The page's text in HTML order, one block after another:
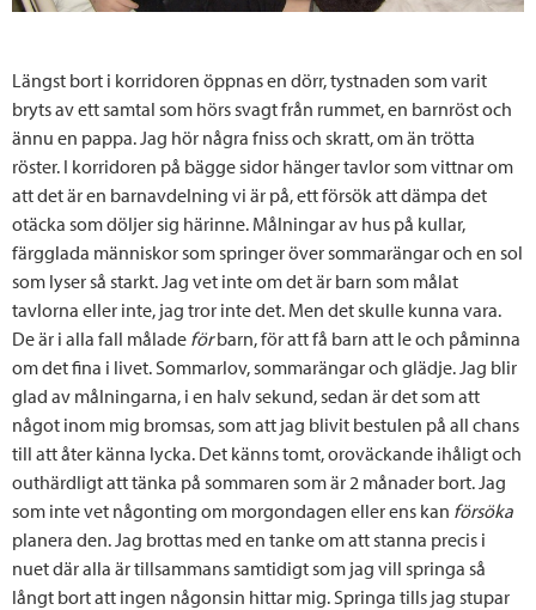
Längst bort i korridoren öppnas en dörr, tystnaden som varit
bryts av ett samtal som hörs svagt från rummet, en barnröst och
ännu en pappa. Jag hör några fniss och skratt, om än trötta
röster. I korridoren på bägge sidor hänger tavlor som vittnar om
att det är en barnavdelning vi är på, ett försök att dämpa det
otäcka som döljer sig härinne. Målningar av hus på kullar,
färgglada människor som springer över sommarängar och en sol
som lyser så starkt. Jag vet inte om det är barn som målat
tavlorna eller inte, jag tror inte det. Men det skulle kunna vara.
De är i alla fall målade förbarn, för att få barn att le och påminna
om det fina i livet. Sommarlov, sommarängar och glädje. Jag blir
glad av målningarna, i en halv sekund, sedan är det som att
något inom mig bromsas, som att jag blivit bestulen på all chans
till att åter känna lycka. Det känns tomt, oroväckande ihåligt och
outhärdligt att tänka på sommaren som är 2 månader bort. Jag
som inte vet någonting om morgondagen eller ens kan försöka
planera den. Jag brottas med en tanke om att stanna precis i
nuet där alla är tillsammans samtidigt som jag vill springa så
långt bort att ingen någonsin hittar mig. Springa tills jag stupar